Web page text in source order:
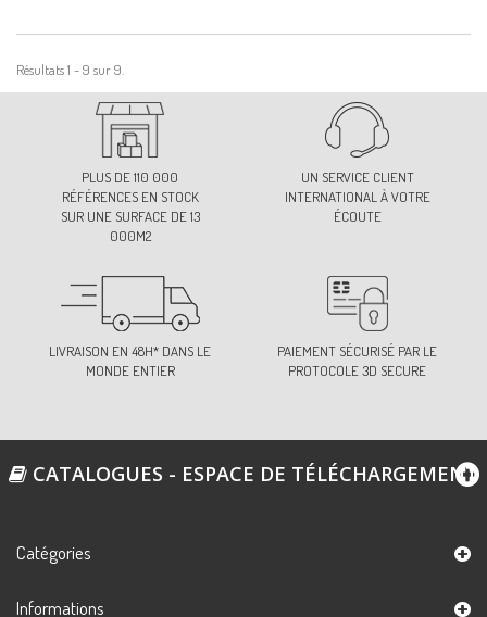
Résultats 1 - 9 sur 9.
PLUS DE 110 000
RÉFÉRENCES EN STOCK
SUR UNE SURFACE DE 13
000M2
UN SERVICE CLIENT
INTERNATIONAL À VOTRE
ÉCOUTE
LIVRAISON EN 48H* DANS LE
MONDE ENTIER
PAIEMENT SÉCURISÉ PAR LE
PROTOCOLE 3D SECURE
CATALOGUES - ESPACE DE TÉLÉCHARGEMENT
Catégories
Informations